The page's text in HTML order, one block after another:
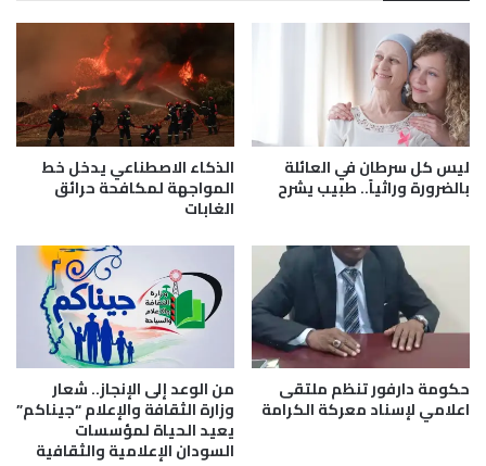
ل
س
ل
ا
م
و
ا
ل
ب
د
ر
ي
ب
و
ا
ل
و
ا
ا
م
ي
ليس كل سرطان في العائلة
بالضرورة وراثياً.. طبيب يشرح
الذكاء الاصطناعي يدخل خط
المواجهة لمكافحة حرائق
الغابات
حكومة دارفور تنظم ملتقى
اعلامي لإسناد معركة الكرامة
من الوعد إلى الإنجاز.. شعار
وزارة الثقافة والإعلام “جيناكم”
يعيد الحياة لمؤسسات
السودان الإعلامية والثقافية